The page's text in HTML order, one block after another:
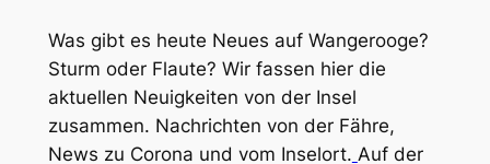
Was gibt es heute Neues auf Wangerooge?
Sturm oder Flaute? Wir fassen hier die
aktuellen Neuigkeiten von der Insel
zusammen. Nachrichten von der Fähre,
News zu Corona und vom Inselort. Auf der